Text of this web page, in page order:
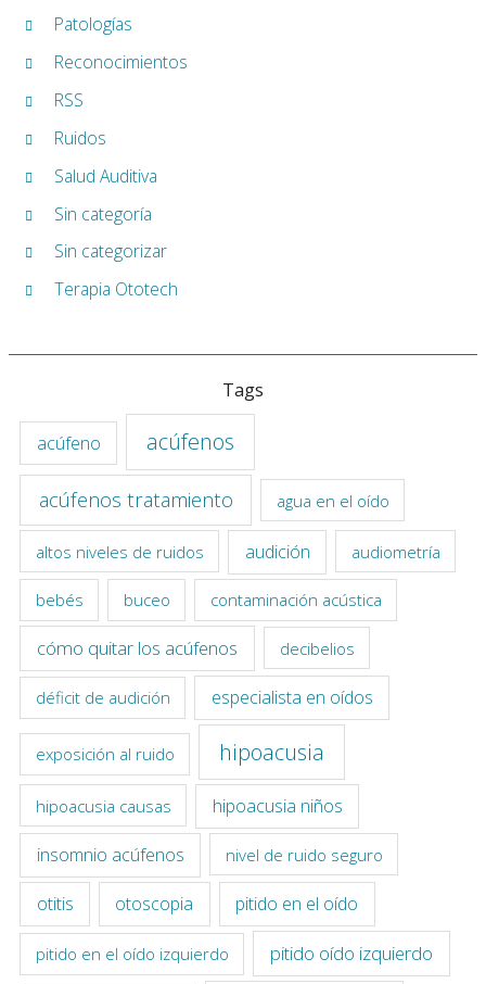
Patologías
Reconocimientos
RSS
Ruidos
Salud Auditiva
Sin categoría
Sin categorizar
Terapia Ototech
Tags
acúfeno acúfenos
acúfenos tratamiento agua en el oído
altos niveles de ruidos audición audiometría
bebés buceo contaminación acústica
cómo quitar los acúfenos decibelios
déficit de audición especialista en oídos
exposición al ruido hipoacusia
hipoacusia causas hipoacusia niños
insomnio acúfenos nivel de ruido seguro
otitis otoscopia pitido en el oído
pitido en el oído izquierdo pitido oído izquierdo